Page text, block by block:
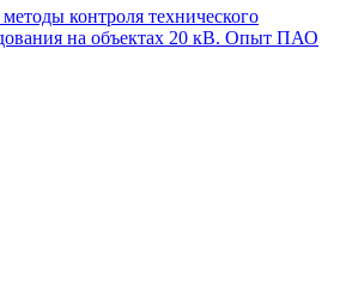
контроля технического
на объектах 20 кВ. Опыт ПАО